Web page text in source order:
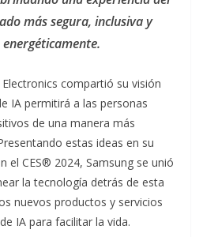
más segura, inclusiva y
Electronics compartió su visión
IA permitirá a las personas
de una manera más
estas ideas en su
el CES® 2024, Samsung se unió
la tecnología detrás de esta
nuevos productos y servicios
IA para facilitar la vida.